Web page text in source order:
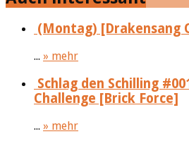
(Montag) [Drakensang
... » mehr
Schlag den Schilling
Challenge [Brick Force]
... » mehr